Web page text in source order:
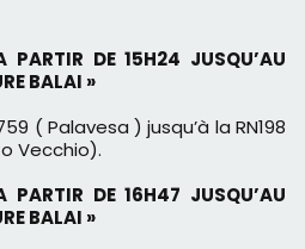
DE 15H24 JUSQU’AU
BALAI »
( Palavesa ) jusqu’à la RN198
Vecchio).
DE 16H47 JUSQU’AU
BALAI »